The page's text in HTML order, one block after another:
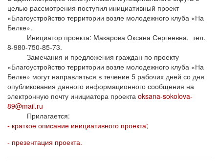
целью рассмотрения поступил инициативный проект
«Благоустройство территории возле молодежного клуба «На
Белке».
Инициатор проекта: Макарова Оксана Сергеевна, тел.
8-980-750-85-73.
Замечания и предложения граждан по проекту
«Благоустройство территории возле молодежного клуба «На
Белке» могут направляться в течение 5 рабочих дней со дня
опубликования данного информационного сообщения на
электронную почту инициатора проекта oksana-sokolova-
89@mail.ru
Прилагается:
- краткое описание инициативного проекта;
- презентация проекта.